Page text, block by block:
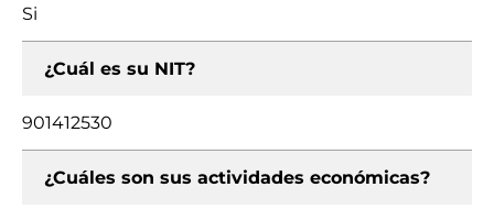
Si
¿Cuál es su NIT?
901412530
¿Cuáles son sus actividades económicas?